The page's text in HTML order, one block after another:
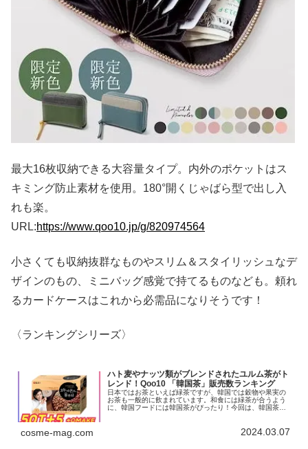
最大16枚収納できる大容量タイプ。内外のポケットはス
キミング防止素材を使用。180°開くじゃばら型で出し入
れも楽。
URL:https://www.qoo10.jp/g/820974564
小さくても収納抜群なものやスリム＆スタイリッシュなデ
ザインのもの、ミニバッグ感覚で持てるものなども。頼れ
るカードケースはこれから必需品になりそうです！
〈ランキングシリーズ〉
ハト麦やナッツ類がブレンドされたユルム茶がト
レンド！Qoo10 「韓国茶」販売数ランキング
日本ではお茶といえば緑茶ですが、韓国では穀物や果実の
お茶も一般的に飲まれています。和食には緑茶が合うよう
に、韓国フードには韓国茶がぴったり！今回は、韓国茶の
cosme-mag.com 2024.03.07